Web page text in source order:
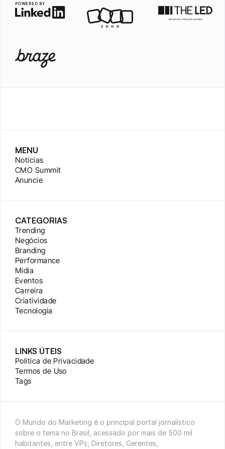
POWERED BY
MENU
Notícias
CMO Summit
Anuncie
CATEGORIAS
Trending
Negócios
Branding
Performance
Mídia
Eventos
Carreira
Criatividade
Tecnologia
LINKS ÚTEIS
Política de Privacidade
Termos de Uso
Tags
O Mundo do Marketing é o principal portal jornalístico
sobre o tema no Brasil, acessado por mais de 500 mil
habitantes, entre VPs, Diretores, Gerentes,